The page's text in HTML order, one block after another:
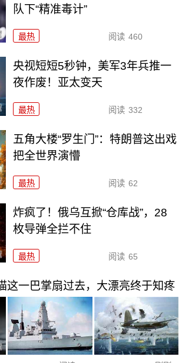
队下“精准毒计”
最热 阅读 460
央视短短5秒钟，美军3年兵推一
夜作废！亚太变天
最热 阅读 332
五角大楼“罗生门”：特朗普这出戏
把全世界演懵
最热 阅读 62
炸疯了！俄乌互掀“仓库战”，28
枚导弹全拦不住
最热 阅读 65
这一巴掌扇过去，大漂亮终于知疼